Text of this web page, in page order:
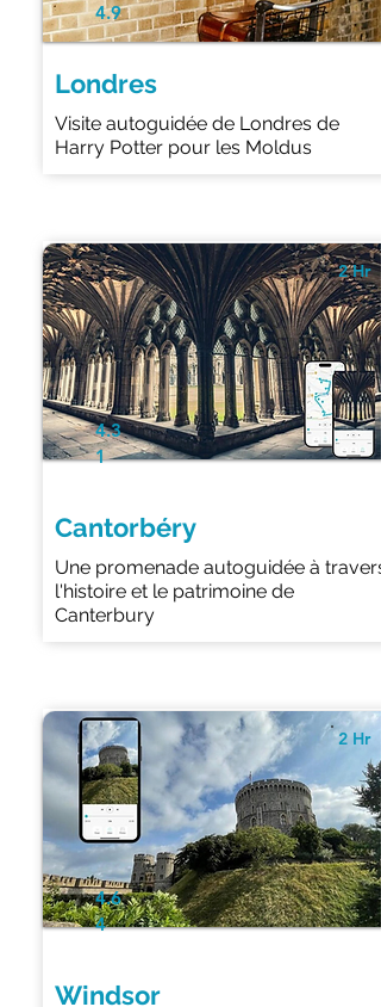
4.9
Londres
Visite autoguidée de Londres de
Harry Potter pour les Moldus
4.3
1
Cantorbéry
Une promenade autoguidée à travers
l'histoire et le patrimoine de
Canterbury
2 Hr
4.6
4
Windsor
2 Hr